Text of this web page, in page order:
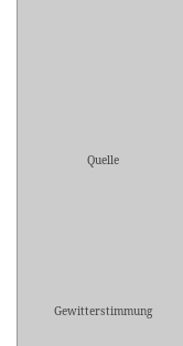
Quelle
Gewitterstimmung